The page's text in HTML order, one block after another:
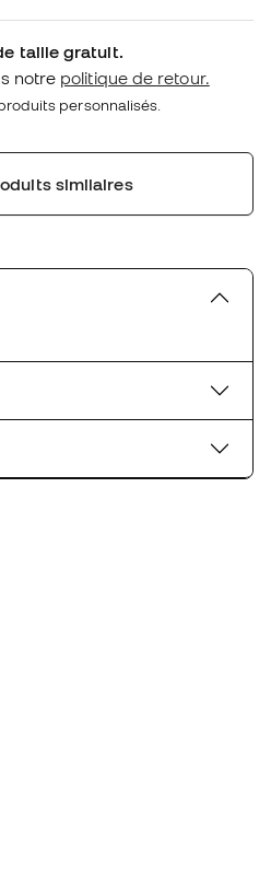
taille gratuit.
notre politique de retour.
personnalisés.
similaires